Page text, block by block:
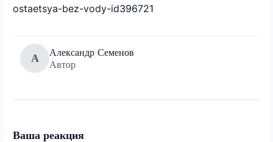
ostaetsya-bez-vody-id396721
А
Александр Семенов
Автор
Ваша реакция